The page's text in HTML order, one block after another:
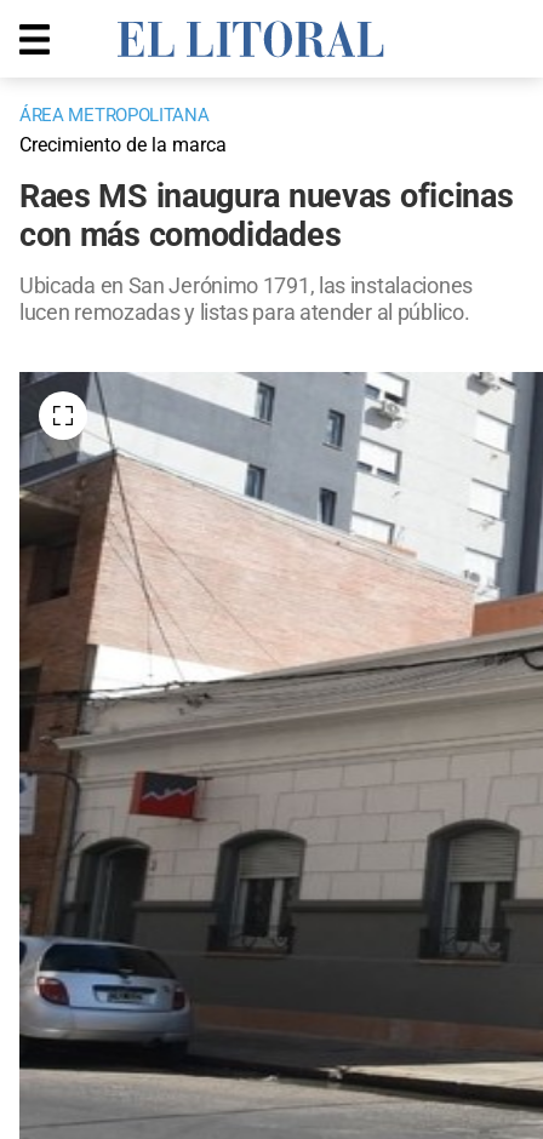
ÁREA METROPOLITANA
Crecimiento de la marca
Raes MS inaugura nuevas oficinas
con más comodidades
Ubicada en San Jerónimo 1791, las instalaciones
lucen remozadas y listas para atender al público.